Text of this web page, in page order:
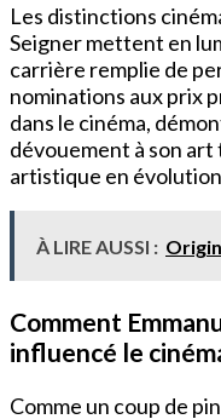
Les distinctions
Seigner mettent en
carrière remplie de
nominations aux prix
dans le cinéma,
dévouement à son
artistique en
À LIRE AUSSI :
Comment
influencé le
Comme un coup de